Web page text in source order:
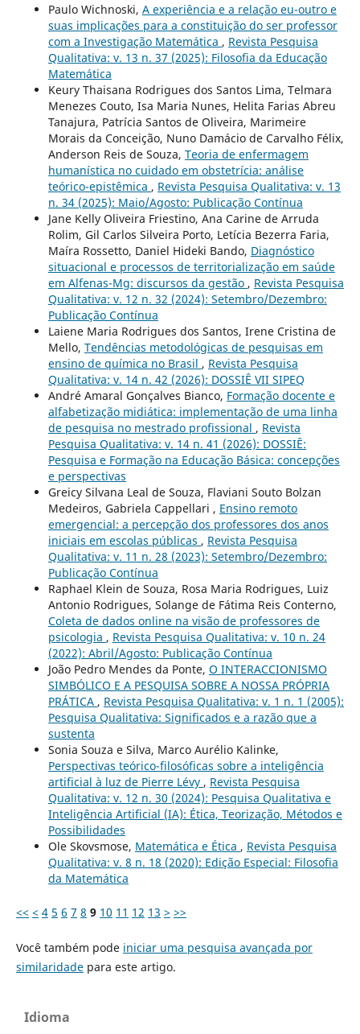
Paulo Wichnoski, A experiência e a relação eu-outro e
suas implicações para a constituição do ser professor
com a Investigação Matemática , Revista Pesquisa
Qualitativa: v. 13 n. 37 (2025): Filosofia da Educação
Matemática
Keury Thaisana Rodrigues dos Santos Lima, Telmara
Menezes Couto, Isa Maria Nunes, Helita Farias Abreu
Tanajura, Patrícia Santos de Oliveira, Marimeire
Morais da Conceição, Nuno Damácio de Carvalho Félix,
Anderson Reis de Souza, Teoria de enfermagem
humanística no cuidado em obstetrícia: análise
teórico-epistêmica , Revista Pesquisa Qualitativa: v. 13
n. 34 (2025): Maio/Agosto: Publicação Contínua
Jane Kelly Oliveira Friestino, Ana Carine de Arruda
Rolim, Gil Carlos Silveira Porto, Letícia Bezerra Faria,
Maíra Rossetto, Daniel Hideki Bando, Diagnóstico
situacional e processos de territorialização em saúde
em Alfenas-Mg: discursos da gestão , Revista Pesquisa
Qualitativa: v. 12 n. 32 (2024): Setembro/Dezembro:
Publicação Contínua
Laiene Maria Rodrigues dos Santos, Irene Cristina de
Mello, Tendências metodológicas de pesquisas em
ensino de química no Brasil , Revista Pesquisa
Qualitativa: v. 14 n. 42 (2026): DOSSIÊ VII SIPEQ
André Amaral Gonçalves Bianco, Formação docente e
alfabetização midiática: implementação de uma linha
de pesquisa no mestrado profissional , Revista
Pesquisa Qualitativa: v. 14 n. 41 (2026): DOSSIÊ:
Pesquisa e Formação na Educação Básica: concepções
e perspectivas
Greicy Silvana Leal de Souza, Flaviani Souto Bolzan
Medeiros, Gabriela Cappellari , Ensino remoto
emergencial: a percepção dos professores dos anos
iniciais em escolas públicas , Revista Pesquisa
Qualitativa: v. 11 n. 28 (2023): Setembro/Dezembro:
Publicação Contínua
Raphael Klein de Souza, Rosa Maria Rodrigues, Luiz
Antonio Rodrigues, Solange de Fátima Reis Conterno,
Coleta de dados online na visão de professores de
psicologia , Revista Pesquisa Qualitativa: v. 10 n. 24
(2022): Abril/Agosto: Publicação Contínua
João Pedro Mendes da Ponte, O INTERACCIONISMO
SIMBÓLICO E A PESQUISA SOBRE A NOSSA PRÓPRIA
PRÁTICA , Revista Pesquisa Qualitativa: v. 1 n. 1 (2005):
Pesquisa Qualitativa: Significados e a razão que a
sustenta
Sonia Souza e Silva, Marco Aurélio Kalinke,
Perspectivas teórico-filosóficas sobre a inteligência
artificial à luz de Pierre Lévy , Revista Pesquisa
Qualitativa: v. 12 n. 30 (2024): Pesquisa Qualitativa e
Inteligência Artificial (IA): Ética, Teorização, Métodos e
Possibilidades
Ole Skovsmose, Matemática e Ética , Revista Pesquisa
Qualitativa: v. 8 n. 18 (2020): Edição Especial: Filosofia
da Matemática
<< < 4 5 6 7 8 9 10 11 12 13 > >>
Você também pode iniciar uma pesquisa avançada por
similaridadepara este artigo.
Idioma